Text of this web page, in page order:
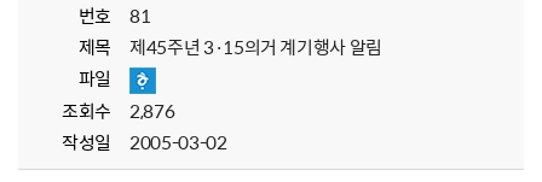
번호
81
제목
제45주년 3·15의거 계기행사 알림
파일
조회수
2,876
작성일
2005-03-02